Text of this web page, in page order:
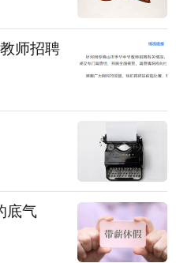
师招聘
底气